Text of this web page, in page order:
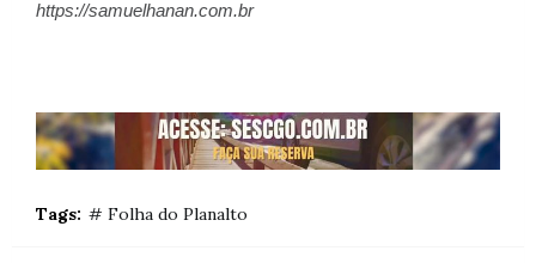
https://samuelhanan.com.br
Tags: # Folha do Planalto